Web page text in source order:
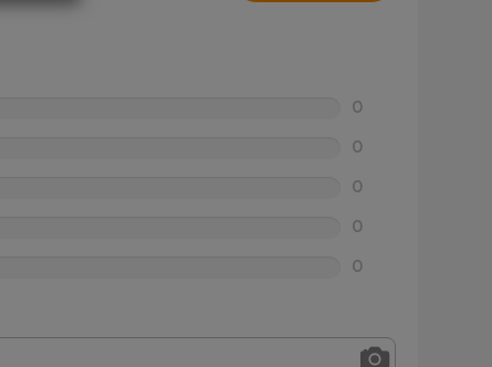
0
0
0
0
0